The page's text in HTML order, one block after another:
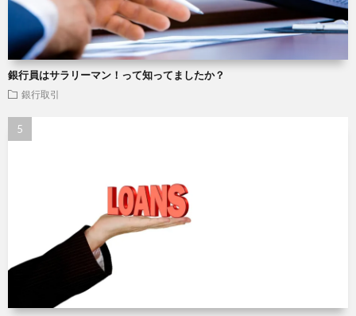
銀行員はサラリーマン！って知ってましたか？
銀行取引